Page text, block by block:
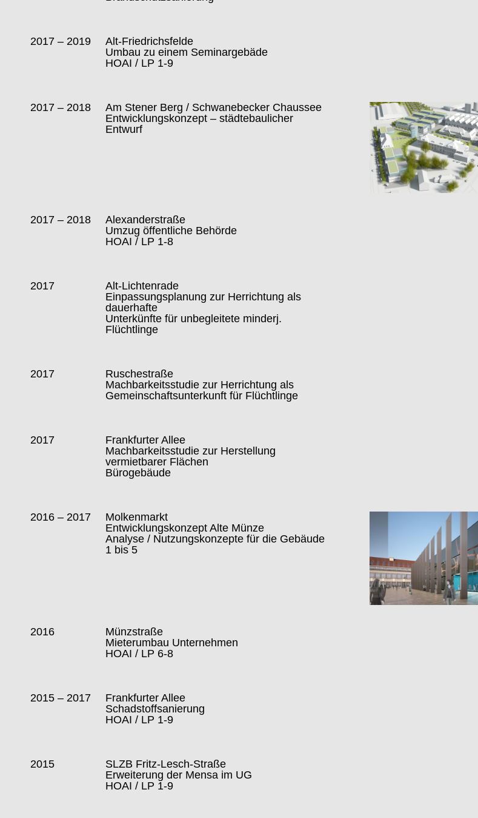
2017 – 2019
Alt-Friedrichsfelde
Umbau zu einem Seminargebäde
HOAI / LP 1-9
2017 – 2018
Am Stener Berg / Schwanebecker Chaussee
Entwicklungskonzept – städtebaulicher
Entwurf
2017 – 2018
Alexanderstraße
Umzug öffentliche Behörde
HOAI / LP 1-8
2017
Alt-Lichtenrade
Einpassungsplanung zur Herrichtung als
dauerhafte
Unterkünfte für unbegleitete minderj.
Flüchtlinge
2017
Ruschestraße
Machbarkeitsstudie zur Herrichtung als
Gemeinschaftsunterkunft für Flüchtlinge
2017
Frankfurter Allee
Machbarkeitsstudie zur Herstellung
vermietbarer Flächen
Bürogebäude
2016 – 2017
Molkenmarkt
Entwicklungskonzept Alte Münze
Analyse / Nutzungskonzepte für die Gebäude
1 bis 5
2016
Münzstraße
Mieterumbau Unternehmen
HOAI / LP 6-8
2015 – 2017
Frankfurter Allee
Schadstoffsanierung
HOAI / LP 1-9
2015
SLZB Fritz-Lesch-Straße
Erweiterung der Mensa im UG
HOAI / LP 1-9